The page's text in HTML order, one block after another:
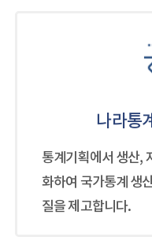
나라통
통계기획에서 생산,
화하여 국가통계 생
질을 제고합니다.